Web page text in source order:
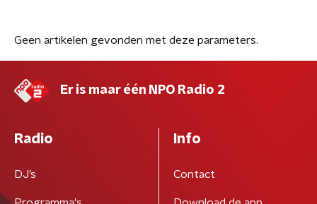
Geen artikelen gevonden met deze parameters.
Er is maar één NPO Radio 2
Radio
DJ’s
Info
Contact